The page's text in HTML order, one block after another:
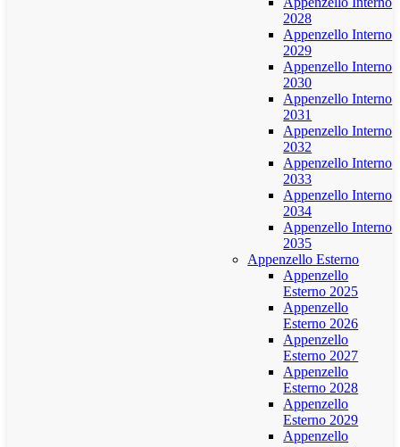
2028
Appenzello Interno
2029
Appenzello Interno
2030
Appenzello Interno
2031
Appenzello Interno
2032
Appenzello Interno
2033
Appenzello Interno
2034
Appenzello Interno
2035
Appenzello Esterno
Appenzello
Esterno 2025
Appenzello
Esterno 2026
Appenzello
Esterno 2027
Appenzello
Esterno 2028
Appenzello
Esterno 2029
Appenzello